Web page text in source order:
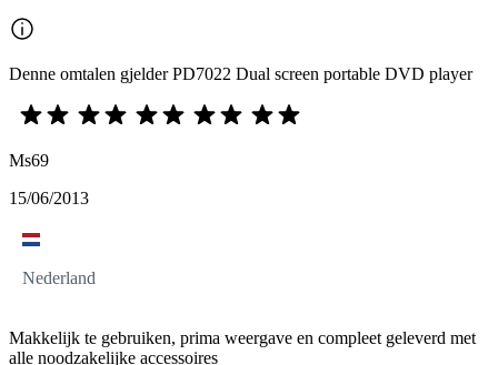
Denne omtalen gjelder PD7022 Dual screen portable DVD player
Ms69
15/06/2013
Nederland
Makkelijk te gebruiken, prima weergave en compleet geleverd met
alle noodzakelijke accessoires